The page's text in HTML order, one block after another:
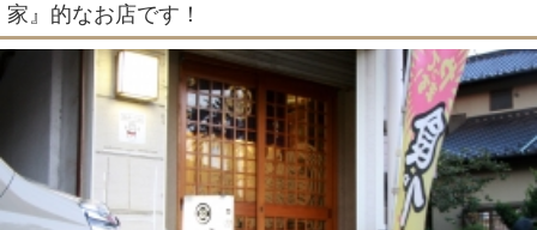
家』的なお店です！